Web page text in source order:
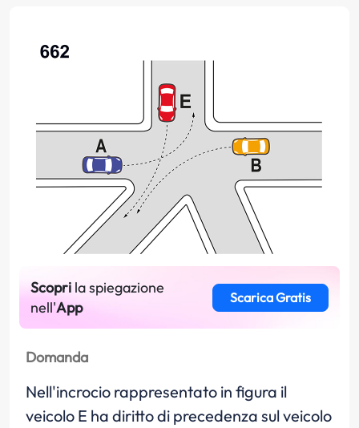
Scopri la spiegazione
nell'App
Scarica Gratis
Domanda
Nell'incrocio rappresentato in figura il
veicolo E ha diritto di precedenza sul veicolo